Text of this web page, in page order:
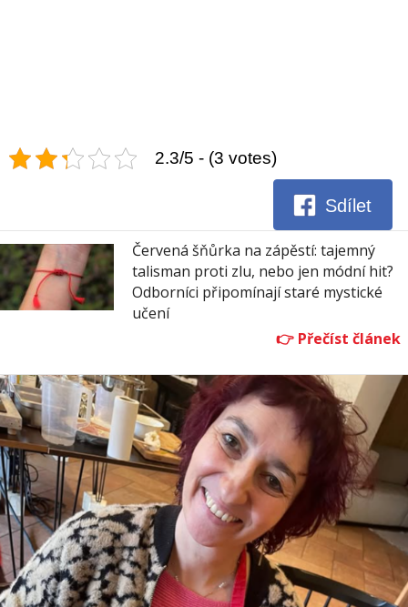
2.3/5 - (3 votes)
Sdílet
Červená šňůrka na zápěstí: tajemný
talisman proti zlu, nebo jen módní hit?
Odborníci připomínají staré mystické
učení